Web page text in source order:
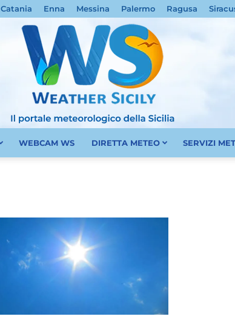
Catania Enna Messina Palermo Ragusa
Sicilia
WEBCAM WS DIRETTA METEO SERVIZI